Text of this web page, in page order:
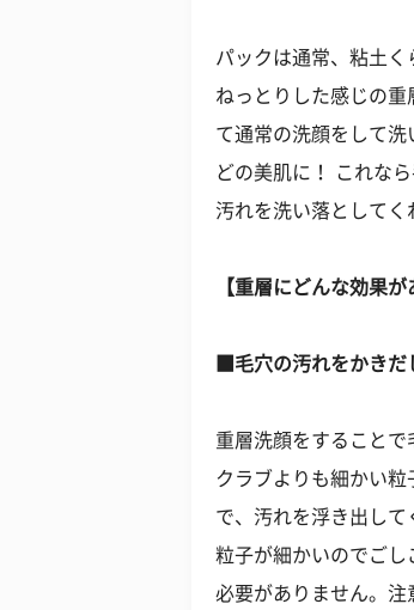
パックは通常、粘土
ねっとりした感じの
て通常の洗顔をして
どの美肌に！ これな
汚れを洗い落としてく
【重層にどんな効果が
■毛穴の汚れをかきだ
重層洗顔をすること
クラブよりも細かい
で、汚れを浮き出して
粒子が細かいのでごし
必要がありません。注